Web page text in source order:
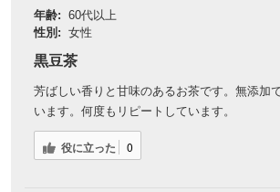
年齢: 60代以上
性別: 女性
黒豆茶
芳ばしい香りと甘味のあるお茶です。無添加
います。何度もリピートしています。
役に立った 0